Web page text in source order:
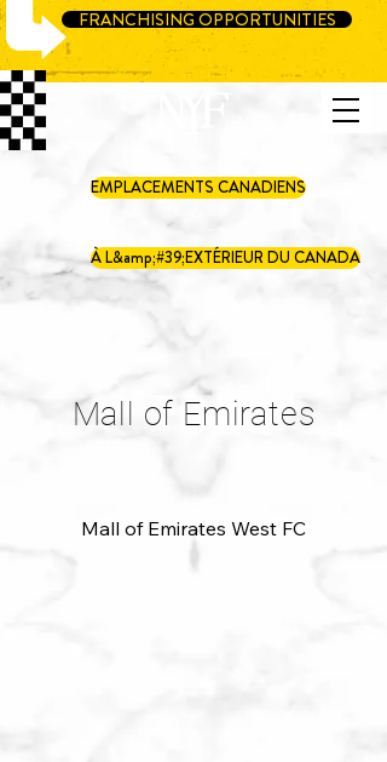
FRANCHISING OPPORTUNITIES
EMPLACEMENTS CANADIENS
À L&amp;#39;EXTÉRIEUR DU CANADA
Mall of Emirates
Mall of Emirates West FC